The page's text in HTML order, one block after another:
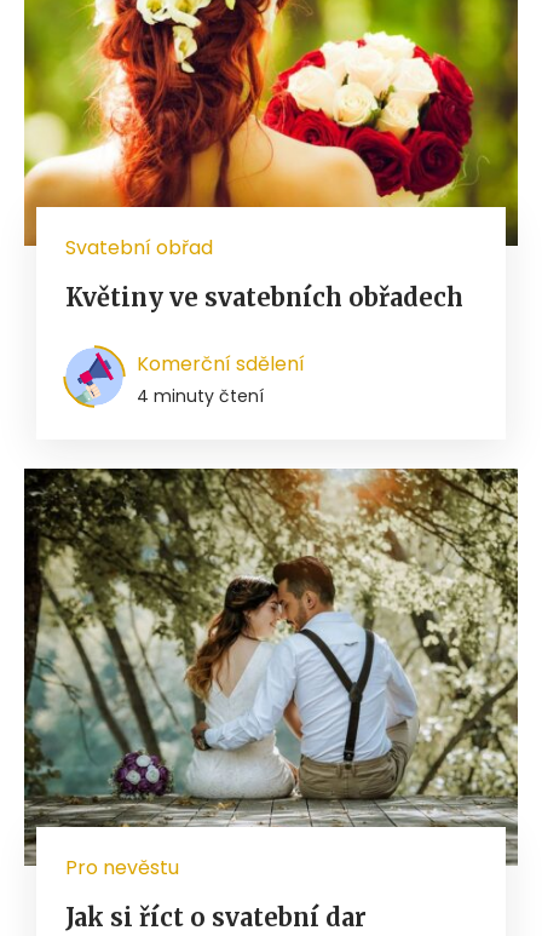
Svatební obřad
Květiny ve svatebních obřadech
Komerční sdělení
4 minuty čtení
Pro nevěstu
Jak si říct o svatební dar